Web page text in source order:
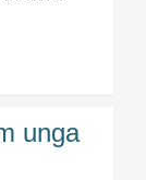
unga